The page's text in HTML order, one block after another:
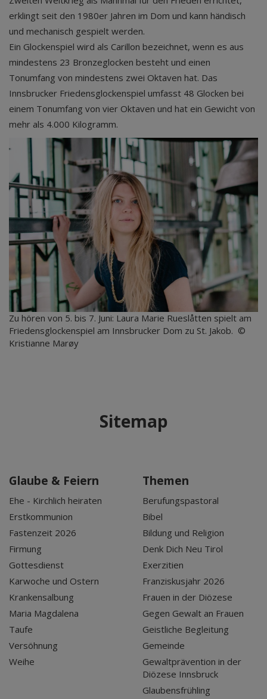
erklingt seit den 1980er Jahren im Dom und kann händisch
und mechanisch gespielt werden.
Ein Glockenspiel wird als Carillon bezeichnet, wenn es aus
mindestens 23 Bronzeglocken besteht und einen
Tonumfang von mindestens zwei Oktaven hat. Das
Innsbrucker Friedensglockenspiel umfasst 48 Glocken bei
einem Tonumfang von vier Oktaven und hat ein Gewicht von
mehr als 4.000 Kilogramm.
Zu hören von 5. bis 7. Juni: Laura Marie Rueslåtten spielt am
Friedensglockenspiel am Innsbrucker Dom zu St. Jakob. ©
Kristianne Marøy
Sitemap
Glaube & Feiern
Ehe - Kirchlich heiraten
Erstkommunion
Fastenzeit 2026
Firmung
Gottesdienst
Karwoche und Ostern
Krankensalbung
Maria Magdalena
Taufe
Versöhnung
Weihe
Themen
Berufungspastoral
Bibel
Bildung und Religion
Denk Dich Neu Tirol
Exerzitien
Franziskusjahr 2026
Frauen in der Diözese
Gegen Gewalt an Frauen
Geistliche Begleitung
Gemeinde
Gewaltprävention in der
Diözese Innsbruck
Glaubensfrühling